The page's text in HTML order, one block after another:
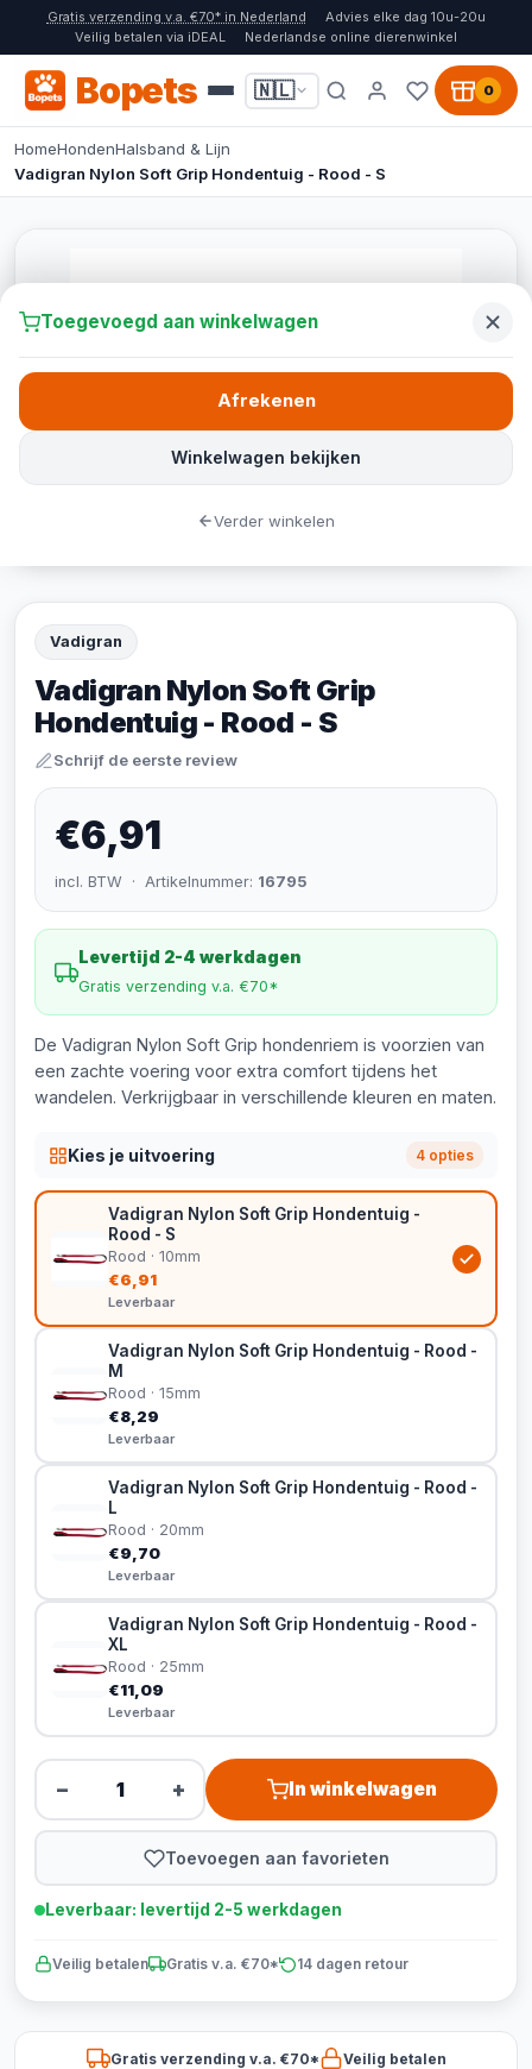
Gratis verzending v.a. €70* in Nederland
Advies elke dag 10u-20u
Veilig betalen via iDEAL
Nederlandse online dierenwinkel
Bopets 🇳🇱 0
HomeHondenHalsband & Lijn
Vadigran Nylon Soft Grip Hondentuig - Rood - S
Vadigran
Vadigran Nylon Soft Grip
Hondentuig - Rood - S
Schrijf de eerste review
€6,91
incl. BTW · Artikelnummer: 16795
Levertijd 2-4 werkdagen
Gratis verzending v.a. €70*
De Vadigran Nylon Soft Grip hondenriem is voorzien van
een zachte voering voor extra comfort tijdens het
wandelen. Verkrijgbaar in verschillende kleuren en maten.
Kies je uitvoering 4 opties
Vadigran Nylon Soft Grip Hondentuig -
Rood - S
Rood · 10mm
€6,91
Leverbaar
Vadigran Nylon Soft Grip Hondentuig - Rood -
M
Rood · 15mm
€8,29
Leverbaar
Vadigran Nylon Soft Grip Hondentuig - Rood -
L
Rood · 20mm
€9,70
Leverbaar
Vadigran Nylon Soft Grip Hondentuig - Rood -
XL
Rood · 25mm
€11,09
Leverbaar
− + In winkelwagen
Toevoegen aan favorieten
Leverbaar: levertijd 2-5 werkdagen
Veilig betalen Gratis v.a. €70* 14 dagen retour
Gratis verzending v.a. €70*
Veilig betalen
Toegevoegd aan winkelwagen
Winkelwagen bekijken
Afrekenen
Verder winkelen